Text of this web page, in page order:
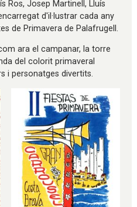
Ros, Josep Martinell, Lluís
d'il·lustrar cada any
de Primavera de Palafrugell.
ara el campanar, la torre
del colorit primaveral
i personatges divertits.